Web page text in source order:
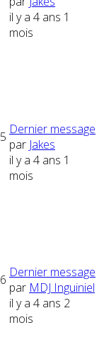
il y a 4 ans 1
mois
5 Dernier message
par Jakes
il y a 4 ans 1
mois
6 Dernier message
par MDJ Inguiniel
il y a 4 ans 2
mois